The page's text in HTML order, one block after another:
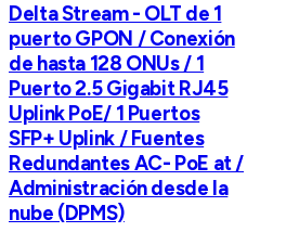
Delta Stream - OLT de 1
puerto GPON / Conexión
de hasta 128 ONUs / 1
Puerto 2.5 Gigabit RJ45
Uplink PoE/ 1 Puertos
SFP+ Uplink / Fuentes
Redundantes AC- PoE at /
Administración desde la
nube (DPMS)